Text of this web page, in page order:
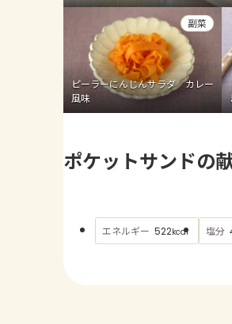
ピーラーにんじんサラダ カレー
風味
副菜
ポケットサンドの
エネルギー 522kcal 塩分